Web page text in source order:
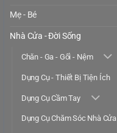
Mẹ - Bé
Nhà Cửa - Đời Sống
Chăn - Ga - Gối - Nệm
Dụng Cụ - Thiết Bị Tiện Ích
Dụng Cụ Cầm Tay
Dụng Cụ Chăm Sóc Nhà Cửa